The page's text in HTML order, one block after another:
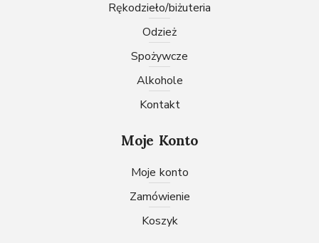
rękodzieło/biżuteria
odzież
spożywcze
Alkohole
Kontakt
Moje Konto
Moje konto
Zamówienie
Koszyk